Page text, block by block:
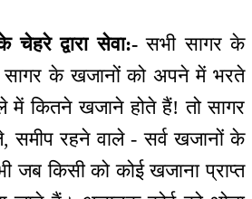
द्वारा सेवा:-सभी सागर के
सागर के खजानों को अपने में भरते
में कितने खजाने होते हैं! तो सागर
समीप रहने वाले - सर्व खजानों के
जब किसी को कोई खजाना प्राप्त